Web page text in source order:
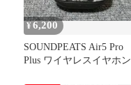
¥6,200
SOUNDPEATS Air5 Pro
Plus ワイヤレスイヤホン